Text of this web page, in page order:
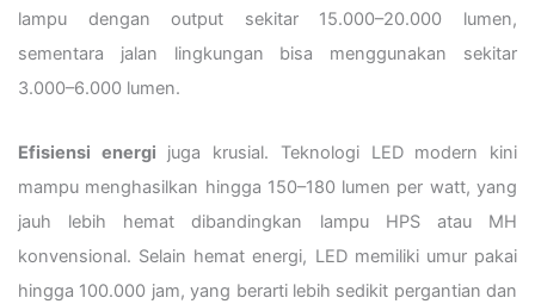
lampu dengan output sekitar 15.000–20.000 lumen,
sementara jalan lingkungan bisa menggunakan sekitar
3.000–6.000 lumen.
Efisiensi energi juga krusial. Teknologi LED modern kini
mampu menghasilkan hingga 150–180 lumen per watt, yang
jauh lebih hemat dibandingkan lampu HPS atau MH
konvensional. Selain hemat energi, LED memiliki umur pakai
hingga 100.000 jam, yang berarti lebih sedikit pergantian dan